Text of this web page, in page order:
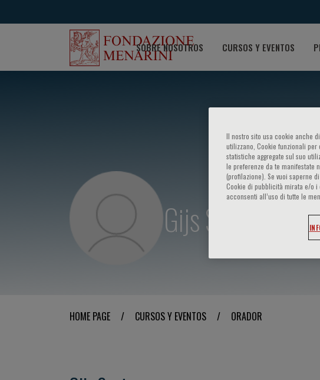
SOBRE NOSOTROS CURSOS Y EVENTOS
Gijs Santen
HOME PAGE / CURSOS Y EVENTOS / ORADOR
Il nostro sito usa cookie anche
utilizzano, Cookie funzionali
statistiche aggregate sul suo
le preferenze da te manifestate
(profilazione). Se vuoi saperne
Cookie di pubblicità mirata e/o i
acconsenti all’uso di tutte le